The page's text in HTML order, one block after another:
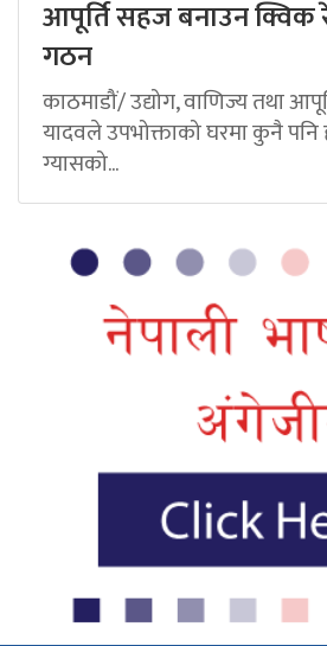
आपूर्ति सहज बनाउन क्विक
गठन
काठमाडौं/ उद्योग, वाणिज्य तथा
यादवले उपभोक्ताको घरमा कुनै पनि
ग्यासको...